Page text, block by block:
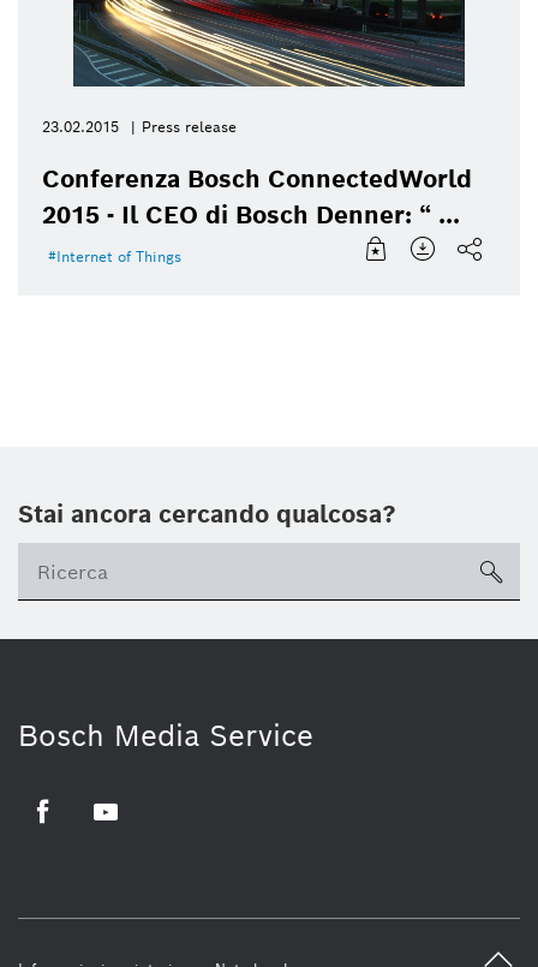
23.02.2015 Press release
Conferenza Bosch ConnectedWorld
2015 - Il CEO di Bosch Denner: “ ...
Internet of Things
Stai ancora cercando qualcosa?
Bosch Media Service